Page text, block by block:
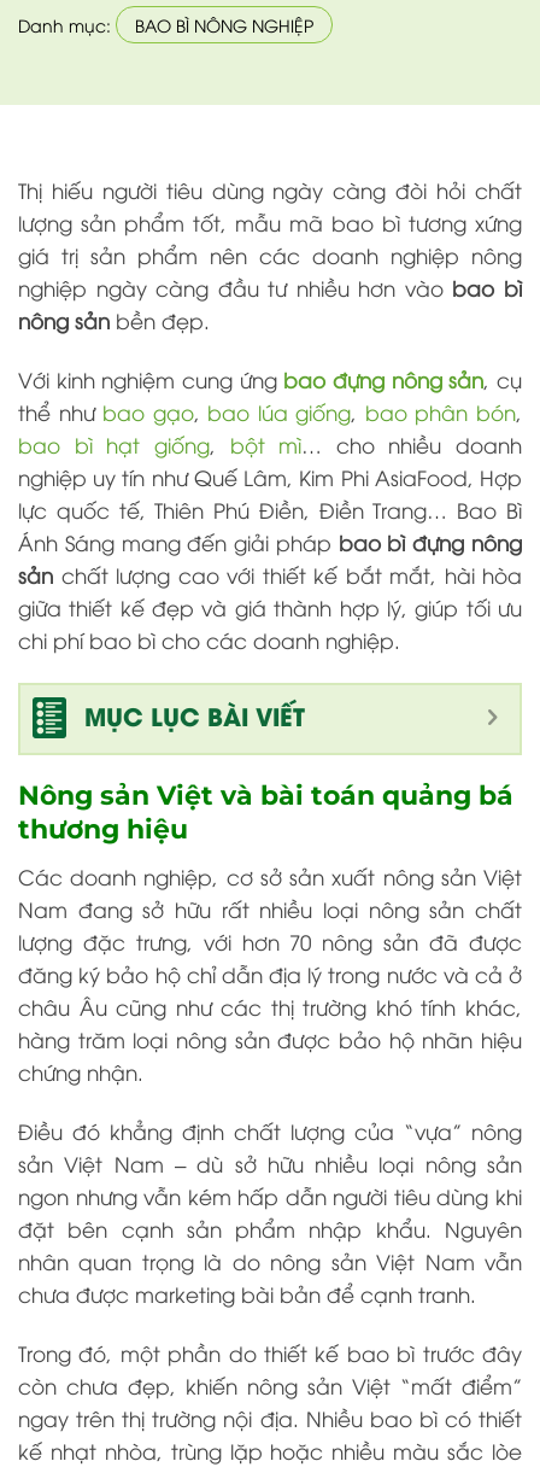
Danh mục: BAO BÌ NÔNG NGHIỆP
Thị hiếu người tiêu dùng ngày càng đòi hỏi chất
lượng sản phẩm tốt, mẫu mã bao bì tương xứng
giá trị sản phẩm nên các doanh nghiệp nông
nghiệp ngày càng đầu tư nhiều hơn vào bao bì
nông sản bền đẹp.
Với kinh nghiệm cung ứng bao đựng nông sản, cụ
thể như bao gạo, bao lúa giống, bao phân bón,
bao bì hạt giống, bột mì… cho nhiều doanh
nghiệp uy tín như Quế Lâm, Kim Phi AsiaFood, Hợp
lực quốc tế, Thiên Phú Điền, Điền Trang… Bao Bì
Ánh Sáng mang đến giải pháp bao bì đựng nông
sản chất lượng cao với thiết kế bắt mắt, hài hòa
giữa thiết kế đẹp và giá thành hợp lý, giúp tối ưu
chi phí bao bì cho các doanh nghiệp.
MỤC LỤC BÀI VIẾT
Nông sản Việt và bài toán quảng bá
thương hiệu
Các doanh nghiệp, cơ sở sản xuất nông sản Việt
Nam đang sở hữu rất nhiều loại nông sản chất
lượng đặc trưng, với hơn 70 nông sản đã được
đăng ký bảo hộ chỉ dẫn địa lý trong nước và cả ở
châu Âu cũng như các thị trường khó tính khác,
hàng trăm loại nông sản được bảo hộ nhãn hiệu
chứng nhận.
Điều đó khẳng định chất lượng của “vựa” nông
sản Việt Nam – dù sở hữu nhiều loại nông sản
ngon nhưng vẫn kém hấp dẫn người tiêu dùng khi
đặt bên cạnh sản phẩm nhập khẩu. Nguyên
nhân quan trọng là do nông sản Việt Nam vẫn
chưa được marketing bài bản để cạnh tranh.
Trong đó, một phần do thiết kế bao bì trước đây
còn chưa đẹp, khiến nông sản Việt “mất điểm”
ngay trên thị trường nội địa. Nhiều bao bì có thiết
kế nhạt nhòa, trùng lặp hoặc nhiều màu sắc lòe